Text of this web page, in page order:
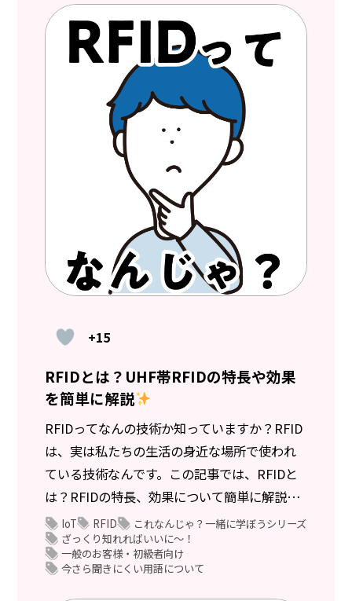
+15
RFIDとは？UHF帯RFIDの特長や効果
を簡単に解説
RFIDってなんの技術か知っていますか？RFID
は、実は私たちの生活の身近な場所で使われ
ている技術なんです。この記事では、RFIDと
は？RFIDの特長、効果について簡単に解説し
ます。
IoT RFID
これなんじゃ？一緒に学ぼうシリーズ
ざっくり知れればいいに～！
一般のお客様・初級者向け
今さら聞きにくい用語について